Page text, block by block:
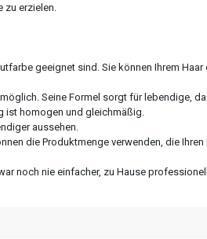
zu erzielen.
geeignet sind. Sie können Ihrem
Seine Formel sorgt für lebendige,
ist homogen und gleichmäßig.
aussehen.
die Produktmenge verwenden, die
noch nie einfacher, zu Hause